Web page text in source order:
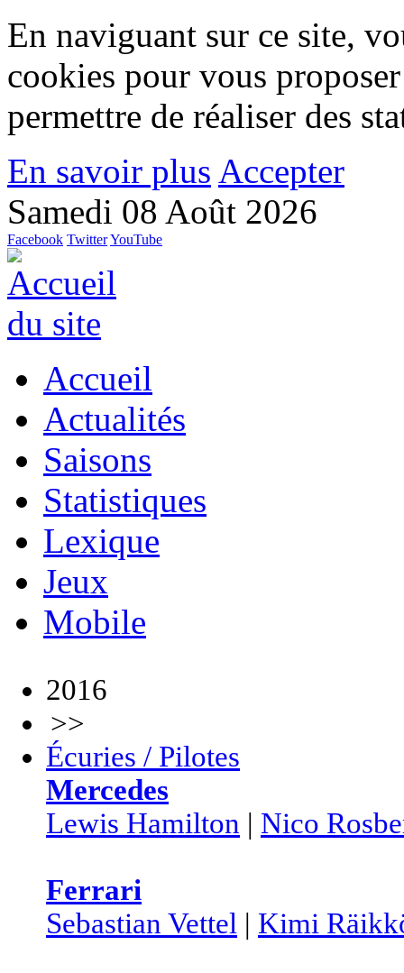
En naviguant sur ce site,
cookies pour vous
permettre de réaliser des
En savoir plus Accepter
Samedi 08 Août 2026
Facebook TwitterYouTube
Accueil
Actualités
Saisons
Statistiques
Lexique
Jeux
Mobile
2016
>>
Écuries / Pilotes
Mercedes
Lewis Hamilton | Nico
Ferrari
Sebastian Vettel | Kimi